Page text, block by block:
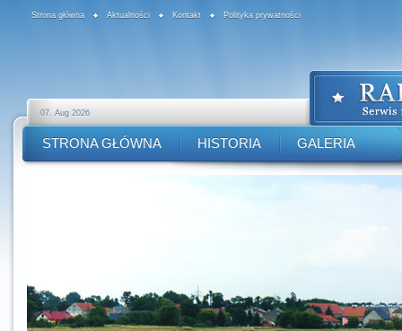
Strona główna Aktualności Kontakt Polityka prywatności
07. Aug 2026
STRONA GŁÓWNA HISTORIA GALERIA